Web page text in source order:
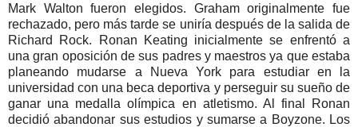
Mark Walton fueron elegidos. Graham originalmente fue
rechazado, pero más tarde se uniría después de la salida de
Richard Rock. Ronan Keating inicialmente se enfrentó a
una gran oposición de sus padres y maestros ya que estaba
planeando mudarse a Nueva York para estudiar en la
universidad con una beca deportiva y perseguir su sueño de
ganar una medalla olímpica en atletismo. Al final Ronan
decidió abandonar sus estudios y sumarse a Boyzone. Los